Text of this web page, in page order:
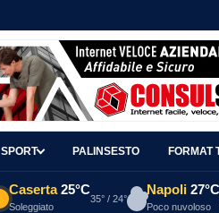
SPORT PALINSESTO FORMAT
Caserta 25°C
Soleggiato
35° / 24°
Napoli 27°C
Poco nuvoloso